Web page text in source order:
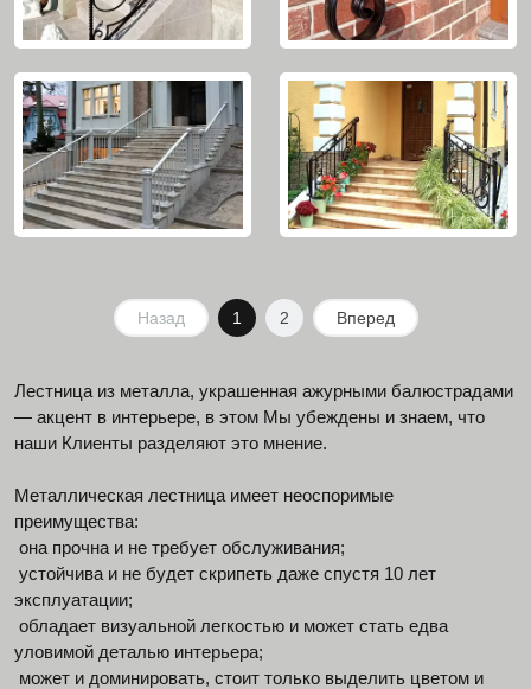
Назад 1 2 Вперед
Лестница из металла, украшенная ажурными балюстрадами
— акцент в интерьере, в этом Мы убеждены и знаем, что
наши Клиенты разделяют это мнение.
Металлическая лестница имеет неоспоримые
преимущества:
она прочна и не требует обслуживания;
устойчива и не будет скрипеть даже спустя 10 лет
эксплуатации;
обладает визуальной легкостью и может стать едва
уловимой деталью интерьера;
может и доминировать, стоит только выделить цветом и